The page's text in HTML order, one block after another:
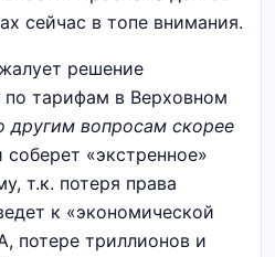
сейчас в топе внимания.
решение
по тарифам в Верховном
другим вопросам скорее
соберет «экстренное»
т.к. потеря права
к «экономической
потере триллионов и